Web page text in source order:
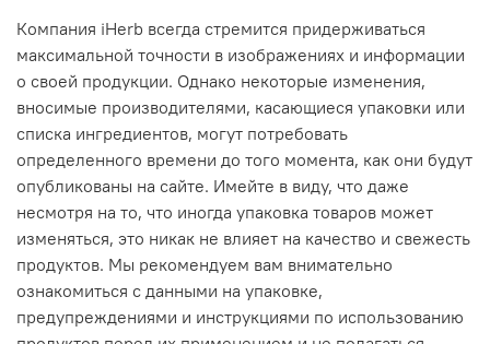
Компания iHerb всегда стремится придерживаться
максимальной точности в изображениях и информации
о своей продукции. Однако некоторые изменения,
вносимые производителями, касающиеся упаковки или
списка ингредиентов, могут потребовать
определенного времени до того момента, как они будут
опубликованы на сайте. Имейте в виду, что даже
несмотря на то, что иногда упаковка товаров может
изменяться, это никак не влияет на качество и свежесть
продуктов. Мы рекомендуем вам внимательно
ознакомиться с данными на упаковке,
предупреждениями и инструкциями по использованию